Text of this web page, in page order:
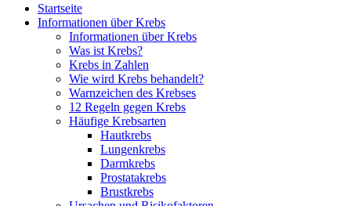
Startseite
Informationen über Krebs
Informationen über Krebs
Was ist Krebs?
Krebs in Zahlen
Wie wird Krebs behandelt?
Warnzeichen des Krebses
12 Regeln gegen Krebs
Häufige Krebsarten
Hautkrebs
Lungenkrebs
Darmkrebs
Prostatakrebs
Brustkrebs